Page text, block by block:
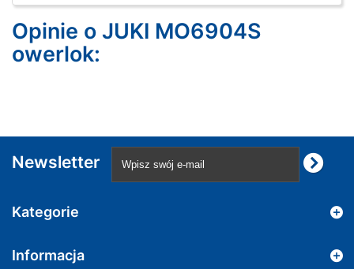
Opinie o JUKI MO6904S
owerlok:
Newsletter
Kategorie
Informacja